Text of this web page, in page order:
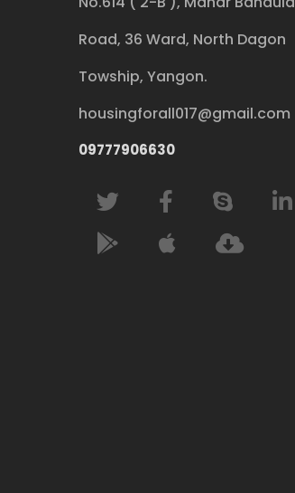
Road, 36 Ward, North Dagon
Towship, Yangon.
housingforall017@gmail.com
09777906630